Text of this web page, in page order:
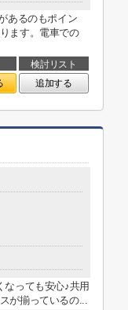
あるのもポイン
ます。電車での
検討リスト
追加する
なっても安心♪共用
が揃っているの...